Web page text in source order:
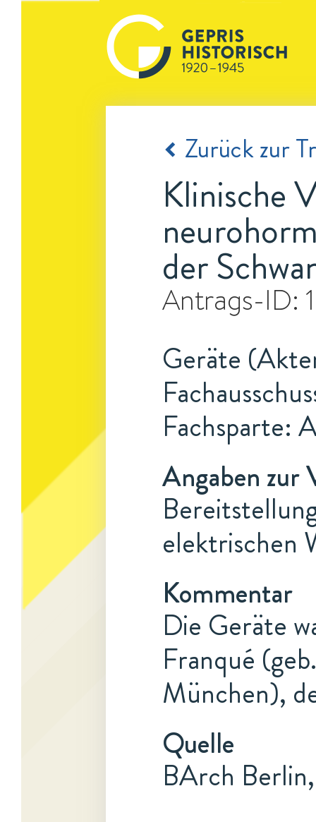
Zurück zur
Klinische
der
Antrags-ID:
Geräte
Fachsparte:
Angaben zur
elektrischen
Kommentar
Die Geräte
Franqué
München),
Quelle
BArch